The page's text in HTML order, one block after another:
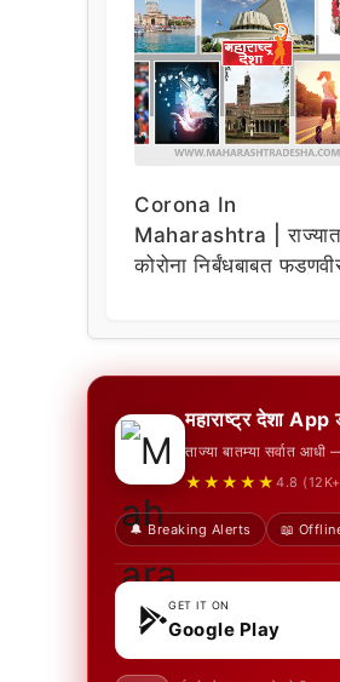
Corona In
Maharashtra | राज्यात
कोरोना निर्बंधबाबत
महाराष्ट्र देशा
ताज्या बातम्या सर्वात
★★★★★ 4.8
🔔 Breaking Alerts 📖 Offline
GET IT ON
Google Play